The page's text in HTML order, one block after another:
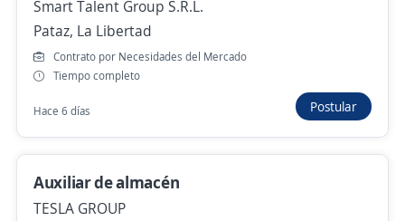
Se precisa Urgente
Almacenero Vendedor / Tiempo Completo /
Mall Aventura Plaza Trujillo
Trujillo, La Libertad
Hace 6 días
Almacenero
Smart Talent Group S.R.L.
Pataz, La Libertad
Contrato por Necesidades del Mercado
Tiempo completo
Hace 6 días Postular
Auxiliar de almacén
TESLA GROUP